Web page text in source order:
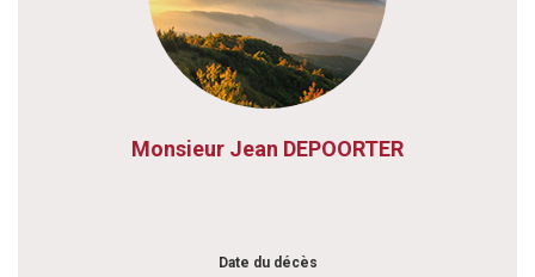
Monsieur Jean DEPOORTER
Date du décès